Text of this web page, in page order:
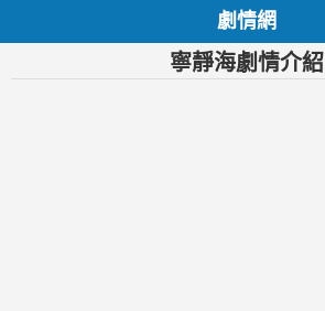
劇情網
寧靜海劇情介紹